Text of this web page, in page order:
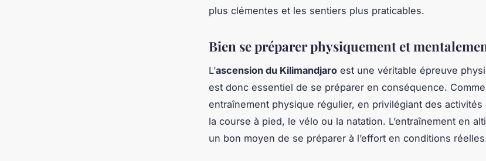
plus clémentes et les sentiers plus praticables.
Bien se préparer physiquement et
L’ascension du Kilimandjaro est une véritable épreuve
est donc essentiel de se préparer en conséquence.
entraînement physique régulier, en privilégiant des activités
la course à pied, le vélo ou la natation. L’entraînement en
un bon moyen de se préparer à l’effort en conditions